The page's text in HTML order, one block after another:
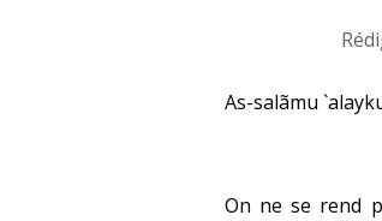
As-salãmu
On ne se rend